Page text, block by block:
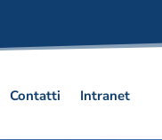
Contatti Intranet